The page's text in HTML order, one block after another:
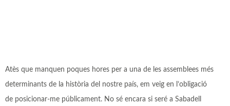
Atès que manquen poques hores per a una de les assemblees més
determinants de la història del nostre país, em veig en l’obligació
de posicionar-me públicament. No sé encara si seré a Sabadell